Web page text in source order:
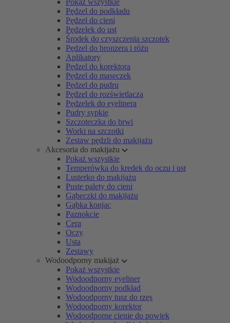
Pokaż wszystkie
Pędzel do podkładu
Pędzel do cieni
Pędzelek do ust
Środek do czyszczenia szczotek
Pędzel do bronzera i różu
Aplikatory
Pędzel do korektora
Pędzel do maseczek
Pędzel do pudru
Pędzel do rozświetlacza
Pędzelek do eyelinera
Pudry sypkie
Szczoteczka do brwi
Worki na szczotki
Zestaw pędzli do makijażu
Akcesoria do makijażu
Pokaż wszystkie
Temperówka do kredek do oczu i ust
Lusterko do makijażu
Puste palety do cieni
Gąbeczki do makijażu
Gąbka konjac
Paznokcie
Cera
Oczy
Usta
Zestawy
Wodoodporny makijaż
Pokaż wszystkie
Wodoodporny eyeliner
Wodoodporny podkład
Wodoodporny tusz do rzęs
Wodoodporny korektor
Wodoodporne cienie do powiek